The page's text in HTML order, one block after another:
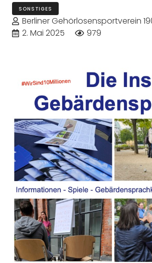
SONSTIGES
Berliner Gehörlosensportverein
2. Mai 2025
979